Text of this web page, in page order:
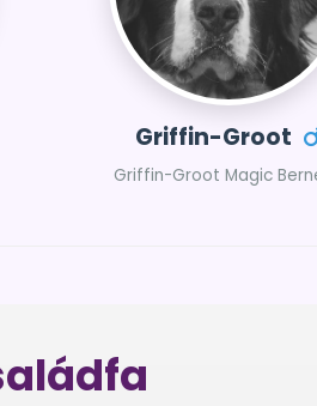
Griffin-Groot
Griffin-Groot Magic